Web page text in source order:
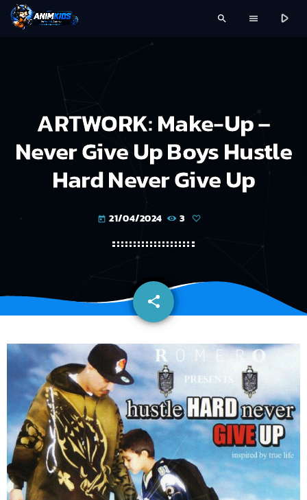
search menu play_arrow
ARTWORK: Make-Up –
Never Give Up Boys Hustle
Hard Never Give Up
today 21/04/2024 3
share
email